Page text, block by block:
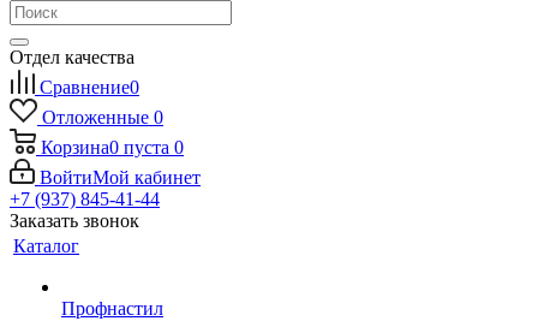
Отдел качества
Сравнение0
Отложенные 0
Корзина0 пуста 0
ВойтиМой кабинет
+7 (937) 845-41-44
Заказать звонок
Каталог
Профнастил